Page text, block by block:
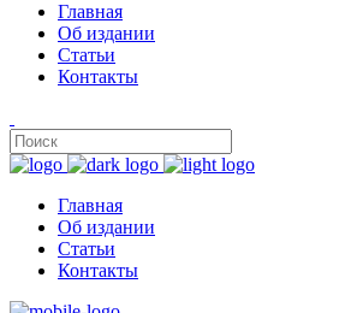
Главная
Об издании
Статьи
Контакты
Главная
Об издании
Статьи
Контакты